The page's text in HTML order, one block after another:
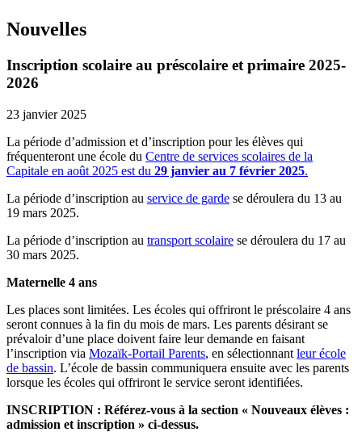
Nouvelles
Inscription scolaire au préscolaire et primaire 2025-
2026
23 janvier 2025
La période d’admission et d’inscription pour les élèves qui
fréquenteront une école du Centre de services scolaires de la
Capitale en août 2025 est du 29 janvier au 7 février 2025.
La période d’inscription au service de garde se déroulera du 13 au
19 mars 2025.
La période d’inscription au transport scolaire se déroulera du 17 au
30 mars 2025.
Maternelle 4 ans
Les places sont limitées. Les écoles qui offriront le préscolaire 4 ans
seront connues à la fin du mois de mars. Les parents désirant se
prévaloir d’une place doivent faire leur demande en faisant
l’inscription via Mozaïk-Portail Parents, en sélectionnant leur école
de bassin. L’école de bassin communiquera ensuite avec les parents
lorsque les écoles qui offriront le service seront identifiées.
INSCRIPTION : Référez-vous à la section « Nouveaux élèves :
admission et inscription » ci-dessus.